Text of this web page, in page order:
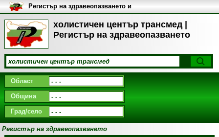
холистичен център трансмед |
Регистър на здравеопазването
Регистър на здравеопазването и
медицинските заведения в
България
Област
Община
Град/село
Регистър на здравеопазването